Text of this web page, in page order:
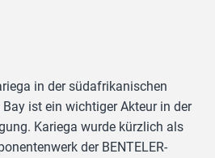
in der südafrikanischen
ist ein wichtiger Akteur in der
Kariega wurde kürzlich als
der BENTELER-